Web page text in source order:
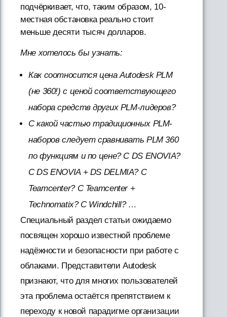
подчёркивает, что, таким образом, 10-
местная обстановка реально стоит
меньше десяти тысяч долларов.
Мне хотелось бы узнать:
Как соотносится цена Autodesk PLM
(не 360!) с ценой соответствующего
набора средств других PLM-лидеров?
С какой частью традиционных PLM-
наборов следует сравнивать PLM 360
по функциям и по цене? С DS ENOVIA?
С DS ENOVIA + DS DELMIA? С
Teamcenter? С Teamcenter +
Technomatix? С Windchill? …
Специальный раздел статьи ожидаемо
посвящен хорошо известной проблеме
надёжности и безопасности при работе с
облаками. Представители Autodesk
признают, что для многих пользователей
эта проблема остаётся препятствием к
переходу к новой парадигме организации